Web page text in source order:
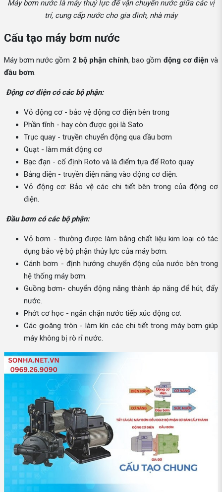
Máy bơm nước là máy thuỷ lực để vận chuyển nước giữa các vị
trí, cung cấp nước cho gia đình, nhà máy
Cấu tạo máy bơm nước
Máy bơm nước gồm 2 bộ phận chính, bao gồm động cơ điện và
đầu bơm
Động cơ điện có các bộ phận:
Vỏ động cơ - bảo vệ động cơ điện bên trong
Phần tĩnh - hay còn được gọi là Sato
Trục quay - truyền chuyển động qua đầu bơm
Quạt - làm mát động cơ
Bạc đạn - cố định Roto và là điểm tựa để Roto quay
Bảng điện - truyền điện năng vào động cơ điện.
Vỏ động cơ: Bảo vệ các chi tiết bên trong của động cơ
điện.
Đầu bơm có các bộ phận:
Vỏ bơm - thường được làm bằng chất liệu kim loại có tác
dụng bảo vệ bộ phận thủy lực của máy bơm.
Cánh bơm - định hướng chuyển động của nước bên trong
hệ thống máy bơm.
Guồng bơm- chuyển động năng thành áp năng để hút, đẩy
nước.
Phớt cơ học - ngăn chặn nước tiếp xúc động cơ.
Các gioăng tròn - làm kín các chi tiết trong máy bơm giúp
máy không bị rò rỉ nước.